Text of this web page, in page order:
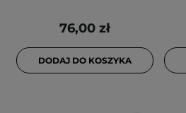
76,00 zł
DODAJ DO KOSZYKA